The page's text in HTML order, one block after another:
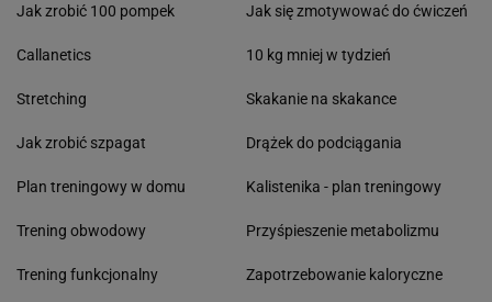
Jak zrobić 100 pompek
Callanetics
Stretching
Jak zrobić szpagat
Plan treningowy w domu
Trening obwodowy
Trening funkcjonalny
Jak się zmotywować do ćwiczeń
10 kg mniej w tydzień
Skakanie na skakance
Drążek do podciągania
Kalistenika - plan treningowy
Przyśpieszenie metabolizmu
Zapotrzebowanie kaloryczne